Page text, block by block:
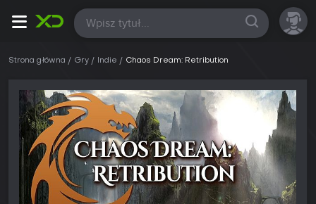
Wszystkie
Strona główna Gry Indie Chaos Dream: Retribution